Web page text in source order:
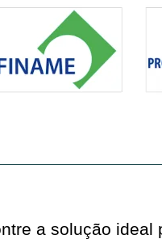
a solução